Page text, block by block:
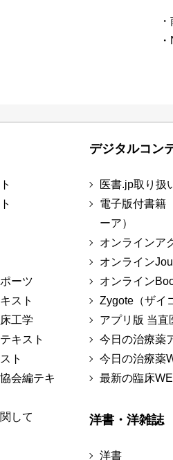
ーツ
スト
工学
キスト
ト
会編テキ
して
デジタルコン
医書.jp取り扱
電子版付書籍
ーア）
オンラインア
オンライン
オンライン
Zygote（ザイ
アプリ版 当直
今日の治療薬
今日の治療薬
最新の臨床
洋書・洋雑誌
洋書